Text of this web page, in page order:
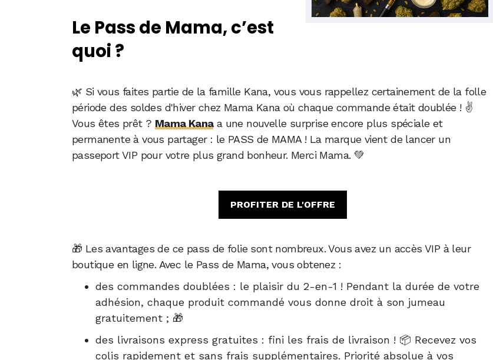
Le Pass de Mama, c’est
quoi ?
🌿 Si vous faites partie de la famille Kana, vous vous rappellez certainement de la folle
période des soldes d'hiver chez Mama Kana où chaque commande était doublée ! ✌️
Vous êtes prêt ? Mama Kanaa une nouvelle surprise encore plus spéciale et
permanente à vous partager : le PASS de MAMA ! La marque vient de lancer un
passeport VIP pour votre plus grand bonheur. Merci Mama. 💚
PROFITER DE L'OFFRE
🎁 Les avantages de ce pass de folie sont nombreux. Vous avez un accès VIP à leur
boutique en ligne. Avec le Pass de Mama, vous obtenez :
des commandes doublées : le plaisir du 2-en-1 ! Pendant la durée de votre
adhésion, chaque produit commandé vous donne droit à son jumeau
gratuitement ; 🎁
des livraisons express gratuites : fini les frais de livraison ! 📦 Recevez vos
colis rapidement et sans frais supplémentaires. Priorité absolue à vos